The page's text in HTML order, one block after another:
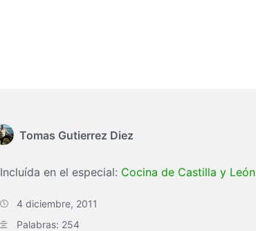
Tomas Gutierrez Diez
Incluída en el especial: Cocina de Castilla y León
4 diciembre, 2011
Palabras: 254